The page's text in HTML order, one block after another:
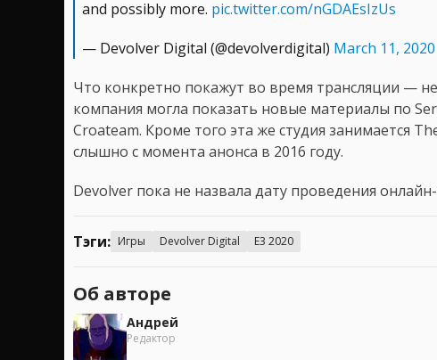
and possibly more. pic.twitter.com/nGDAEsIzUs
— Devolver Digital (@devolverdigital) March 11, 2020
Что конкретно покажут во время трансляции —
компания могла показать новые материалы по
Croateam. Кроме того эта же студия занимается
слышно с момента анонса в 2016 году.
Devolver пока не назвала дату проведения
Тэги: Игры Devolver Digital E3 2020
Об авторе
Андрей
Редактор